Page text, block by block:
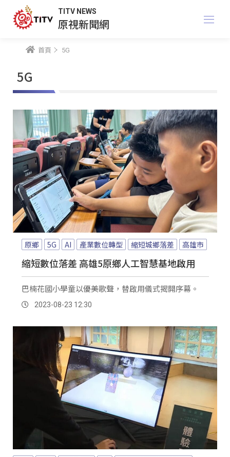
TITV NEWS
原視新聞網
首頁 5G
5G
原鄉 5G AI 產業數位轉型 縮短城鄉落差 高雄市
縮短數位落差 高雄5原鄉人工智慧基地啟用
巴楠花國小學童以優美歌聲，替啟用儀式揭開序幕。
2023-08-23 12:30